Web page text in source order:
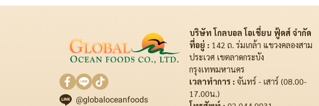
@globaloceanfoods
บริษัท โกลบอล โอเชี่ยน ฟู้ดส์ จำกัด
ที่อยู่ : 142 ถ. ร่มเกล้า แขวงคลองสาม
ประเวศ เขตลาดกระบัง
กรุงเทพมหานคร
เวลาทำการ : จันทร์ - เสาร์ (08.00-
17.00น.)